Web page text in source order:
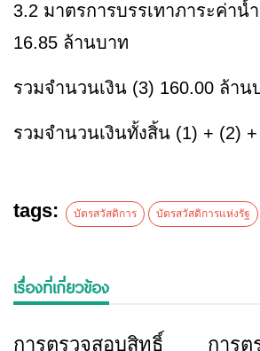
3.2 มาตรการบรรเทาภาระค่าน้
16.85 ล้านบาท
รวมจำนวนเงิน (3) 160.00 ล้าน
รวมจำนวนเงินทั้งสิ้น (1) + (2)
tags: บัตรสวัสดิการ บัตรสวัสดิการแห่งรัฐ
เรื่องที่เกี่ยวข้อง
ข่าวเชียงราย
การตรวจสอบสิทธิ์ การต